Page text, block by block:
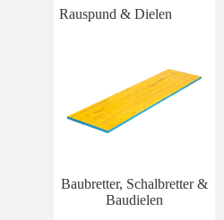
Rauspund & Dielen
Baubretter, Schalbretter &
Baudielen